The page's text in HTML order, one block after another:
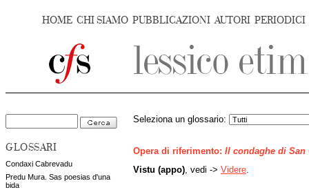
HOME CHI SIAMO PUBBLICAZIONI AUTORI PERIODICI
GLOSSARI
Condaxi Cabrevadu
Predu Mura. Sas poesias d'una
bida
Seleziona un glossario:
Opera di riferimento: Il condaghe di San
Vistu (appo) , vedi -> Videre